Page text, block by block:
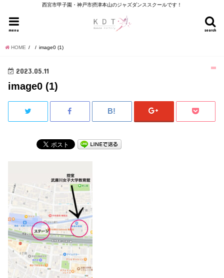
西宮市甲子園・神戸市摂津本山のジャズダンススクールです！
search
menu
HOME image0 (1)
2023.05.11
image0 (1)